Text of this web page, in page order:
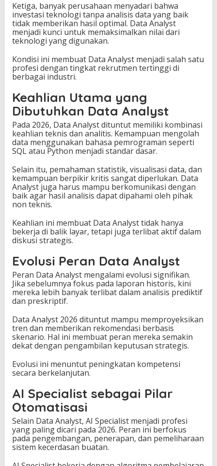
Ketiga, banyak perusahaan menyadari bahwa
investasi teknologi tanpa analisis data yang baik
tidak memberikan hasil optimal. Data Analyst
menjadi kunci untuk memaksimalkan nilai dari
teknologi yang digunakan.
Kondisi ini membuat Data Analyst menjadi salah satu
profesi dengan tingkat rekrutmen tertinggi di
berbagai industri.
Keahlian Utama yang
Dibutuhkan Data Analyst
Pada 2026, Data Analyst dituntut memiliki kombinasi
keahlian teknis dan analitis. Kemampuan mengolah
data menggunakan bahasa pemrograman seperti
SQL atau Python menjadi standar dasar.
Selain itu, pemahaman statistik, visualisasi data, dan
kemampuan berpikir kritis sangat diperlukan. Data
Analyst juga harus mampu berkomunikasi dengan
baik agar hasil analisis dapat dipahami oleh pihak
non teknis.
Keahlian ini membuat Data Analyst tidak hanya
bekerja di balik layar, tetapi juga terlibat aktif dalam
diskusi strategis.
Evolusi Peran Data Analyst
Peran Data Analyst mengalami evolusi signifikan.
Jika sebelumnya fokus pada laporan historis, kini
mereka lebih banyak terlibat dalam analisis prediktif
dan preskriptif.
Data Analyst 2026 dituntut mampu memproyeksikan
tren dan memberikan rekomendasi berbasis
skenario. Hal ini membuat peran mereka semakin
dekat dengan pengambilan keputusan strategis.
Evolusi ini menuntut peningkatan kompetensi
secara berkelanjutan.
AI Specialist sebagai Pilar
Otomatisasi
Selain Data Analyst, AI Specialist menjadi profesi
yang paling dicari pada 2026. Peran ini berfokus
pada pengembangan, penerapan, dan pemeliharaan
sistem kecerdasan buatan.